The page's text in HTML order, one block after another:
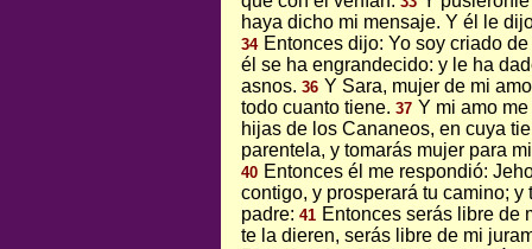
haya dicho mi mensaje. Y él le
34 Entonces dijo: Yo soy criado
él se ha engrandecido: y le ha
asnos. 36 Y Sara, mujer de mi
todo cuanto tiene. 37 Y mi amo
hijas de los Cananeos, en cuya
parentela, y tomarás mujer para
40 Entonces él me respondió:
contigo, y prosperará tu camino;
padre: 41 Entonces serás libre de
te la dieren, serás libre de mi